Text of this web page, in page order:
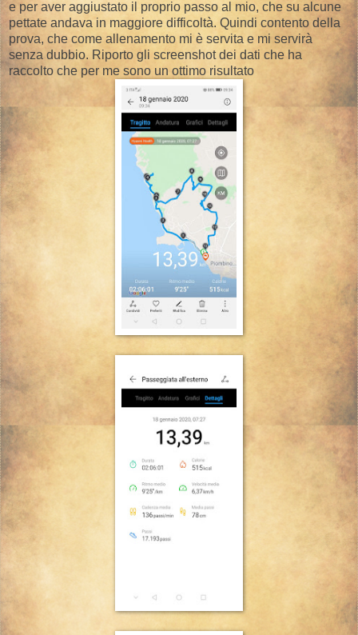
e per aver aggiustato il proprio passo al mio, che su alcune
pettate andava in maggiore difficoltà. Quindi contento della
prova, che come allenamento mi è servita e mi servirà
senza dubbio. Riporto gli screenshot dei dati che ha
raccolto che per me sono un ottimo risultato